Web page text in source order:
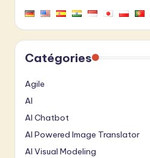
Catégories
Agile
AI
AI Chatbot
AI Powered Image Translator
AI Visual Modeling